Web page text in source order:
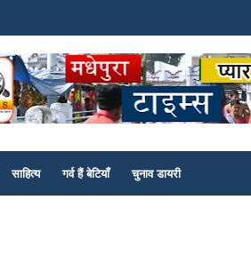
साहित्य गर्व हैं बेटियाँ चुनाव डायरी